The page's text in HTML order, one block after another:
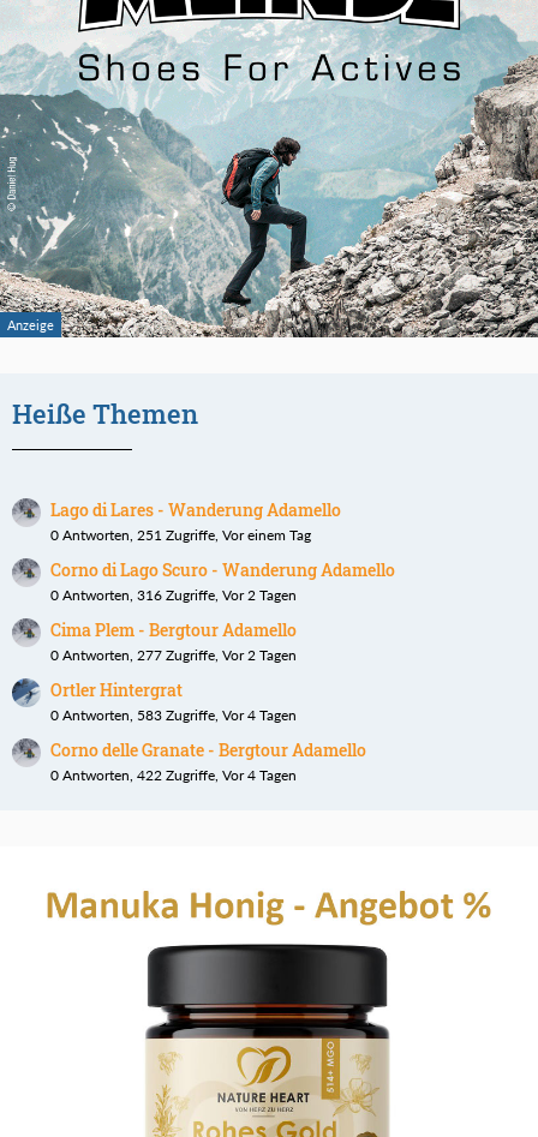
Heiße Themen
Lago di Lares - Wanderung Adamello
0 Antworten, 251 Zugriffe, Vor einem Tag
Corno di Lago Scuro - Wanderung Adamello
0 Antworten, 316 Zugriffe, Vor 2 Tagen
Cima Plem - Bergtour Adamello
0 Antworten, 277 Zugriffe, Vor 2 Tagen
Ortler Hintergrat
0 Antworten, 583 Zugriffe, Vor 4 Tagen
Corno delle Granate - Bergtour Adamello
0 Antworten, 422 Zugriffe, Vor 4 Tagen